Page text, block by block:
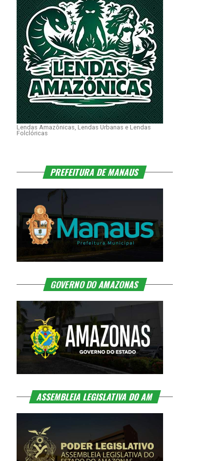
Lendas Amazônicas, Lendas Urbanas e Lendas
Folclóricas
PREFEITURA DE MANAUS
GOVERNO DO AMAZONAS
ASSEMBLEIA LEGISLATIVA DO AM